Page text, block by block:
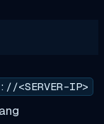
<SERVER-IP>